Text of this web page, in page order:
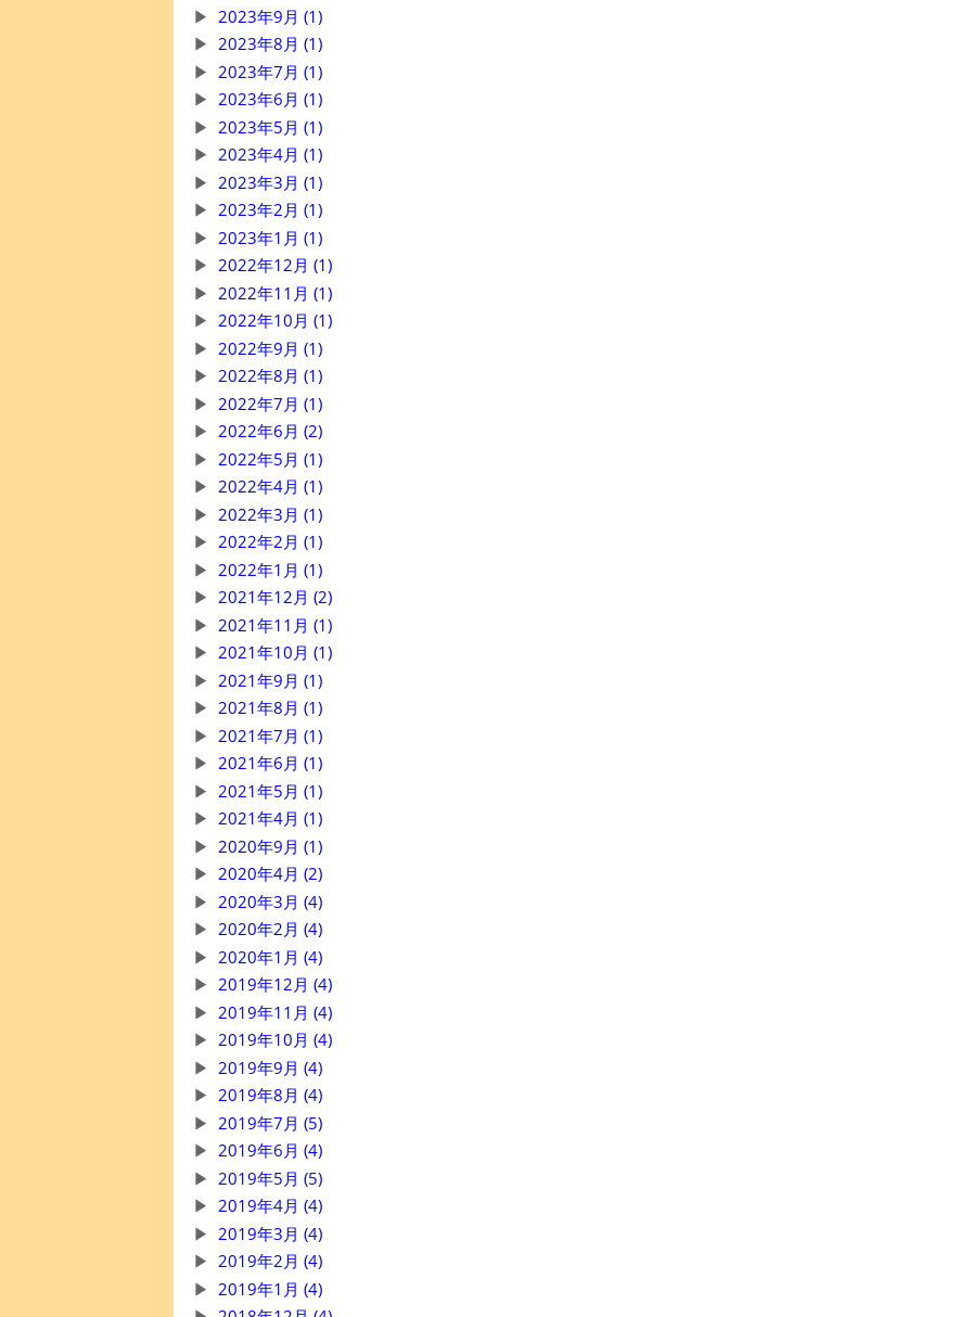
2023年9月 (1)
2023年8月 (1)
2023年7月 (1)
2023年6月 (1)
2023年5月 (1)
2023年4月 (1)
2023年3月 (1)
2023年2月 (1)
2023年1月 (1)
2022年12月 (1)
2022年11月 (1)
2022年10月 (1)
2022年9月 (1)
2022年8月 (1)
2022年7月 (1)
2022年6月 (2)
2022年5月 (1)
2022年4月 (1)
2022年3月 (1)
2022年2月 (1)
2022年1月 (1)
2021年12月 (2)
2021年11月 (1)
2021年10月 (1)
2021年9月 (1)
2021年8月 (1)
2021年7月 (1)
2021年6月 (1)
2021年5月 (1)
2021年4月 (1)
2020年9月 (1)
2020年4月 (2)
2020年3月 (4)
2020年2月 (4)
2020年1月 (4)
2019年12月 (4)
2019年11月 (4)
2019年10月 (4)
2019年9月 (4)
2019年8月 (4)
2019年7月 (5)
2019年6月 (4)
2019年5月 (5)
2019年4月 (4)
2019年3月 (4)
2019年2月 (4)
2019年1月 (4)